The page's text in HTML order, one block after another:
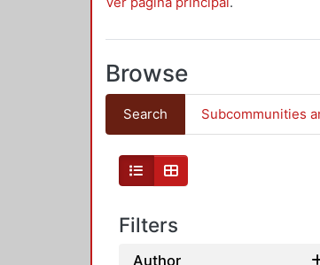
Browse
Search Subcommunities
Filters
Author